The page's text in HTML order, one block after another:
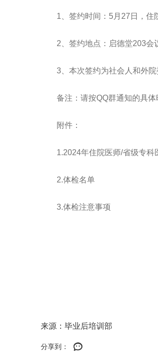
1、签约时间：5月27日，住
2、签约地点：启德堂203会
3、本次签约为社会人和外
备注：请按QQ群通知的具体
附件：
1.2024年住院医师/省级专科
2.体检名单
3.体检注意事项
来源：毕业后培训部
分享到：